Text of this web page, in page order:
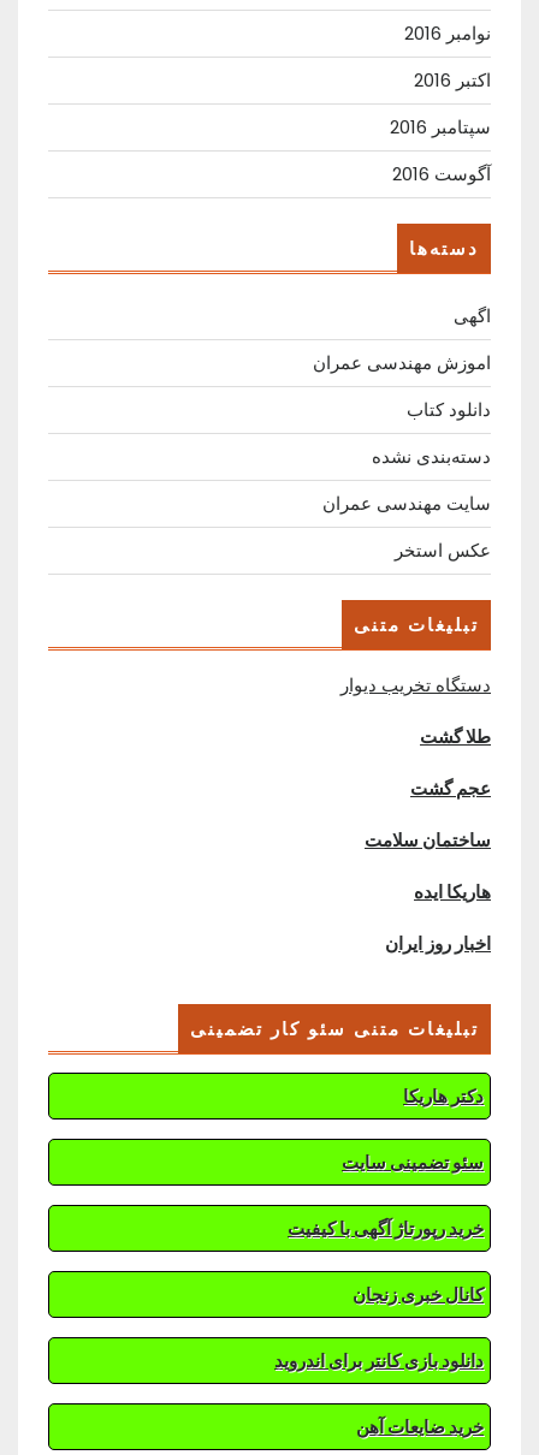
نوامبر 2016
اکتبر 2016
سپتامبر 2016
آگوست 2016
دسته‌ها
اگهی
اموزش مهندسی عمران
دانلود کتاب
دسته‌بندی نشده
سایت مهندسی عمران
عکس استخر
تبلیغات متنی
دستگاه تخریب دیوار
طلا گشت
عجم گشت
ساختمان سلامت
هاریکا ایده
اخبار روز ایران
تبلیغات متنی سئو کار تضمینی
دکتر هاریکا
سئو تضمینی سایت
خرید رپورتاژ آگهی با کیفیت
کانال خبری زنجان
دانلود بازی کانتر برای اندروید
خرید ضایعات آهن